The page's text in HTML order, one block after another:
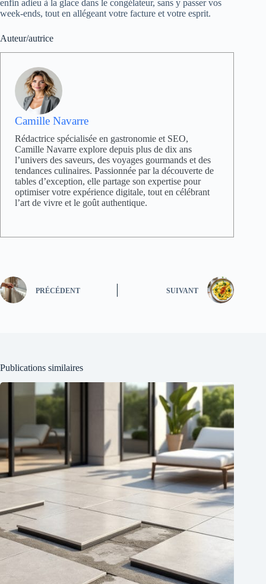
enfin adieu à la glace dans le congélateur, sans y passer vos
week-ends, tout en allégeant votre facture et votre esprit.
Auteur/autrice
Camille Navarre
Rédactrice spécialisée en gastronomie et SEO,
Camille Navarre explore depuis plus de dix ans
l’univers des saveurs, des voyages gourmands et des
tendances culinaires. Passionnée par la découverte de
tables d’exception, elle partage son expertise pour
optimiser votre expérience digitale, tout en célébrant
l’art de vivre et le goût authentique.
PRÉCÉDENT SUIVANT
Publications similaires